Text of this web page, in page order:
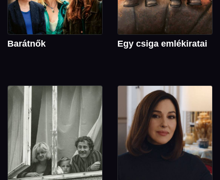
Barátnők Egy csiga emlékiratai